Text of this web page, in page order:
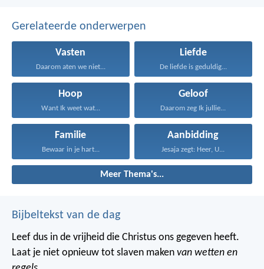
Gerelateerde onderwerpen
Vasten
Daarom aten we niet...
Liefde
De liefde is geduldig...
Hoop
Want Ik weet wat...
Geloof
Daarom zeg Ik jullie...
Familie
Bewaar in je hart...
Aanbidding
Jesaja zegt: Heer, U...
Meer Thema's...
Bijbeltekst van de dag
Leef dus in de vrijheid die Christus ons gegeven heeft.
Laat je niet opnieuw tot slaven maken van wetten en